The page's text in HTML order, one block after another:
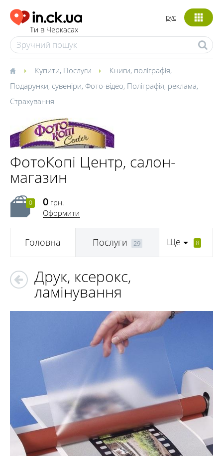
Ти в Черкасах
рус
Купити, Послуги Книги, поліграфія,
Подарунки, сувеніри, Фото-відео, Поліграфія, реклама,
Страхування
ФотоКопі Центр, салон-
магазин
0 0 грн.
Оформити
Головна Послуги 29 Ще 8
Друк, ксерокс,
ламінування